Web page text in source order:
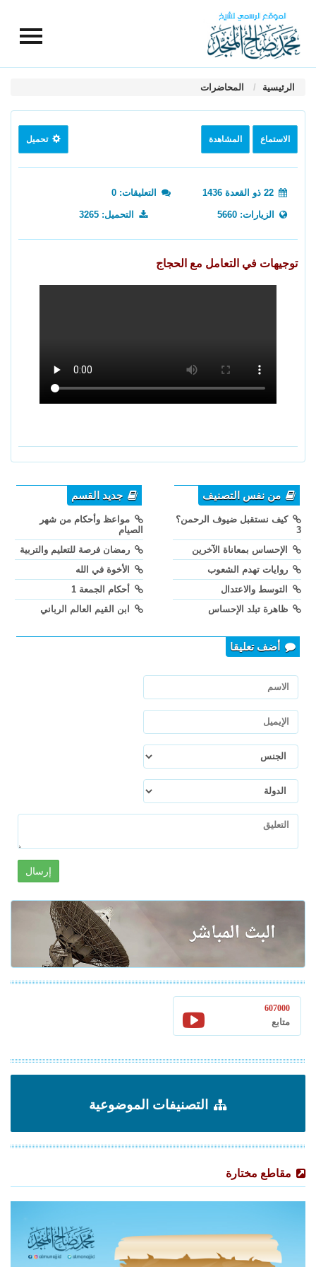
الرئيسية المحاضرات
الاستماع المشاهدة تحميل
التعليقات: 0
الزيارات: 5660 التحميل: 3265
توجيهات في التعامل مع الحجاج
من نفس التصنيف
كيف نستقبل ضيوف الرحمن؟
3
الإحساس بمعاناة الآخرين
روايات تهدم الشعوب
التوسط والاعتدال
ظاهرة تبلد الإحساس
جديد القسم
مواعظ وأحكام من شهر
الصيام
رمضان فرصة للتعليم والتربية
الأخوة في الله
أحكام الجمعة 1
ابن القيم العالم الرباني
أضف تعليقا
إرسال
607000
متابع
التصنيفات الموضوعية
مقاطع مختارة